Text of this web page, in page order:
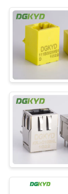
ΠΟΛΙΤΙΚΉ